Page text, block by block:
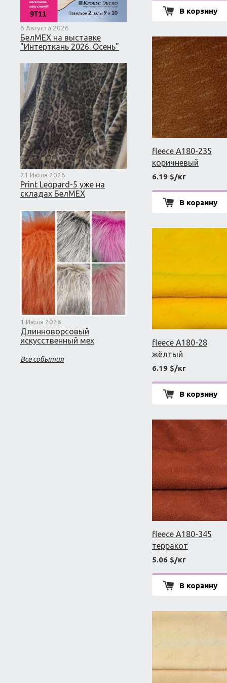
6 Августа 2026
БелМЕХ на выставке
"Интерткань 2026. Осень"
21 Июля 2026
Print Leopard-5 уже на
складах БелМЕХ
1 Июля 2026
Длинноворсовый
искусственный мех
Все события
В корзину
fleece A180-235
коричневый
6.19 $/кг
В корзину
fleece A180-28
жёлтый
6.19 $/кг
В корзину
fleece A180-345
терракот
5.06 $/кг
В корзину